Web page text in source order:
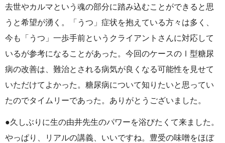
去世やカルマという魂の部分に踏み込むことができると思
うと希望が湧く。「うつ」症状を抱えている方々は多く、
今も「うつ」一歩手前というクライアントさんに対応して
いるが参考になることがあった。今回のケースのⅠ型糖尿
病の改善は、難治とされる病気が良くなる可能性を見せて
いただけてよかった。糖尿病について知りたいと思ってい
たのでタイムリーであった。ありがとうございました。
●久しぶりに生の由井先生のパワーを浴びたくて来ました。
やっぱり、リアルの講義、いいですね。豊受の味噌をほぼ